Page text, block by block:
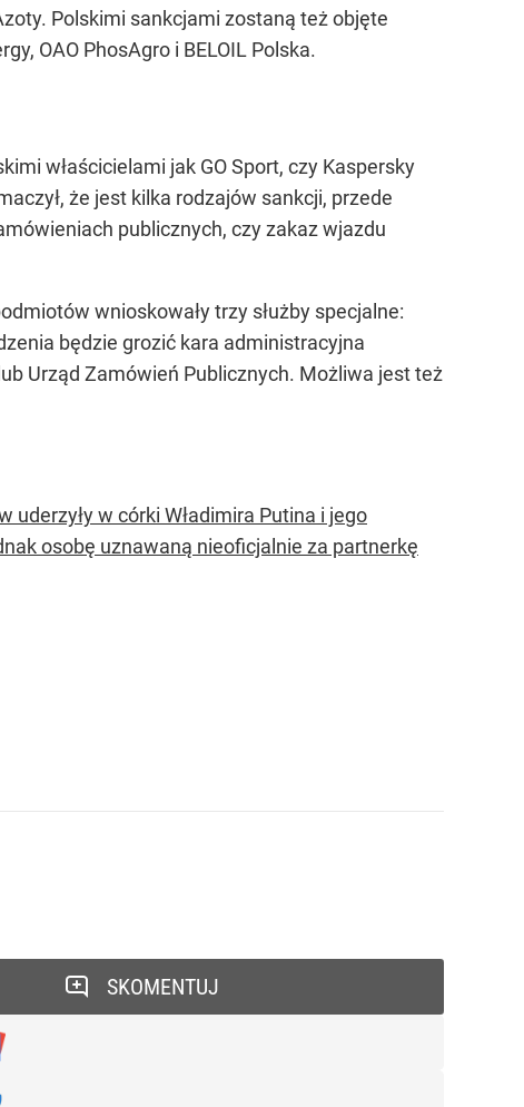
Polskimi sankcjami zostaną też objęte
OAO PhosAgro i BELOIL Polska.
właścicielami jak GO Sport, czy Kaspersky
że jest kilka rodzajów sankcji, przede
publicznych, czy zakaz wjazdu
wnioskowały trzy służby specjalne:
będzie grozić kara administracyjna
Urząd Zamówień Publicznych. Możliwa jest też
uderzyły w córki Władimira Putina i jego
osobę uznawaną nieoficjalnie za partnerkę
SKOMENTUJ